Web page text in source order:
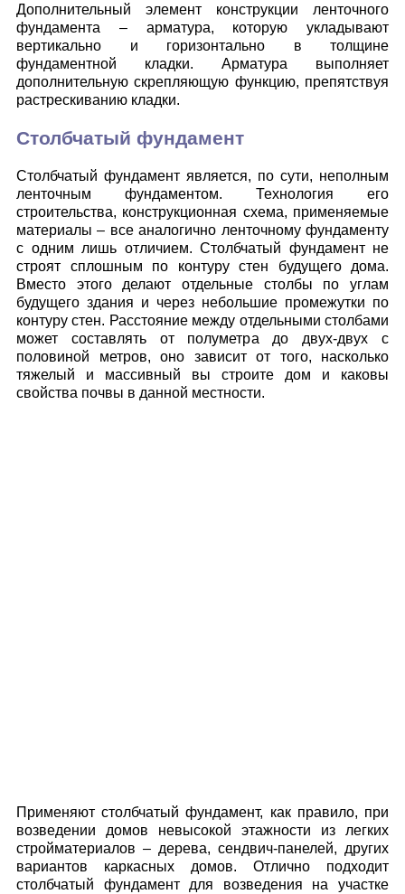
Дополнительный элемент конструкции ленточного
фундамента – арматура, которую укладывают
вертикально и горизонтально в толщине
фундаментной кладки. Арматура выполняет
дополнительную скрепляющую функцию, препятствуя
растрескиванию кладки.
Столбчатый фундамент
Столбчатый фундамент является, по сути, неполным
ленточным фундаментом. Технология его
строительства, конструкционная схема, применяемые
материалы – все аналогично ленточному фундаменту
с одним лишь отличием. Столбчатый фундамент не
строят сплошным по контуру стен будущего дома.
Вместо этого делают отдельные столбы по углам
будущего здания и через небольшие промежутки по
контуру стен. Расстояние между отдельными столбами
может составлять от полуметра до двух-двух с
половиной метров, оно зависит от того, насколько
тяжелый и массивный вы строите дом и каковы
свойства почвы в данной местности.
Применяют столбчатый фундамент, как правило, при
возведении домов невысокой этажности из легких
стройматериалов – дерева, сендвич-панелей, других
вариантов каркасных домов. Отлично подходит
столбчатый фундамент для возведения на участке